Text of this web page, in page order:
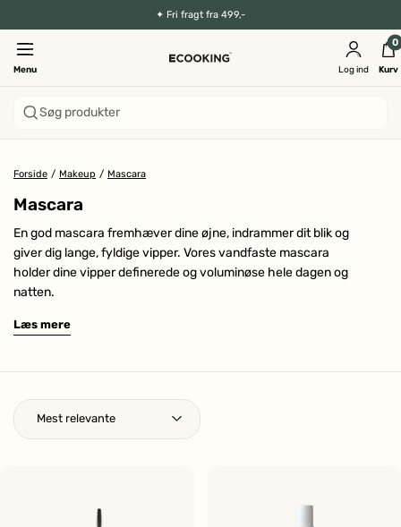
✦ Fri fragt fra 499,-
Menu Log ind
0
Kurv
Søg produkter
Forside / Makeup / Mascara
Mascara
En god mascara fremhæver dine øjne, indrammer dit blik og
giver dig lange, fyldige vipper. Vores vandfaste mascara
holder dine vipper definerede og voluminøse hele dagen og
natten.
Læs mere